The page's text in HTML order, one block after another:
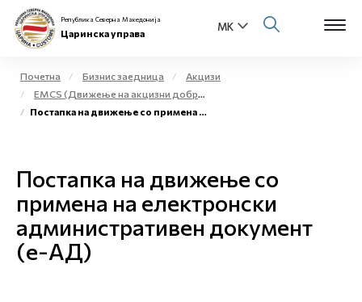
За нас
Бизнис заедница
Е-Царина
Република Северна Македонија
Царинска управа
Почетна Бизнис заедница
Акцизи
EMCS (Движење на акцизни добра во постапка на акцизно одложување на акцизното подрачје)
Постапка на движење со примена на електронски административен документ (е-АД)
Постапка на движење со
примена на електронски
административен документ
(е-АД)